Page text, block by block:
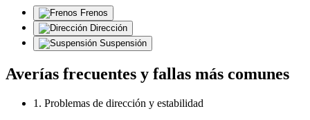
Frenos
Dirección
Suspensión
Averías frecuentes y fallas más comunes
1. Problemas de dirección y estabilidad